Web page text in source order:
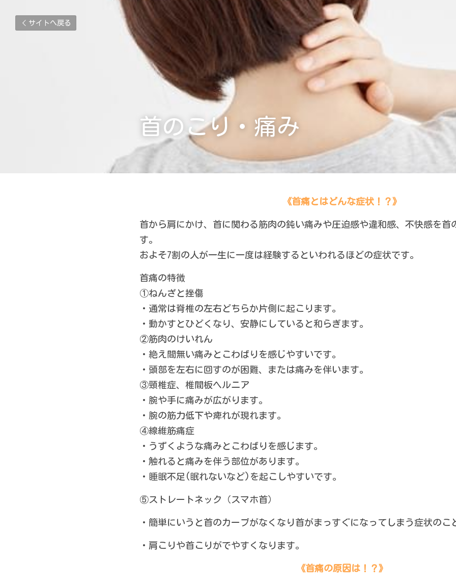
サイトへ戻る
首のこり・痛み
《首痛とはどんな症状！？》
首から肩にかけ、首に関わる筋肉の鈍い痛みや圧迫感や違和感、不快感を
す。
およそ7割の人が一生に一度は経験するといわれるほどの症状です。
首痛の特徴
①ねんざと挫傷
・通常は脊椎の左右どちらか片側に起こります。
・動かすとひどくなり、安静にしていると和らぎます。
②筋肉のけいれん
・絶え間無い痛みとこわばりを感じやすいです。
・頭部を左右に回すのが困難、または痛みを伴います。
③頸椎症、椎間板ヘルニア
・腕や手に痛みが広がります。
・腕の筋力低下や痺れが現れます。
④線維筋痛症
・うずくような痛みとこわばりを感じます。
・触れると痛みを伴う部位があります。
・睡眠不足(眠れないなど)を起こしやすいです。
⑤ストレートネック（スマホ首）
・簡単にいうと首のカーブがなくなり首がまっすぐになってしまう症状のこ
・肩こりや首こりがでやすくなります。
《首痛の原因は！？》